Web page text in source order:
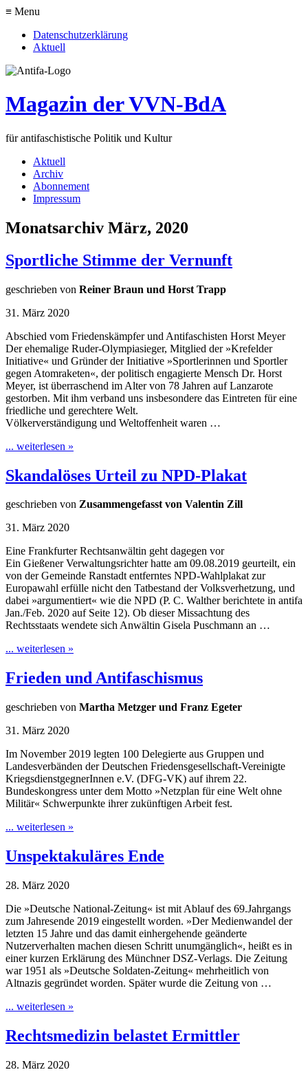
≡ Menu
Datenschutzerklärung
Aktuell
Magazin der VVN-BdA
für antifaschistische Politik und Kultur
Aktuell
Archiv
Abonnement
Impressum
Monatsarchiv März, 2020
Sportliche Stimme der Vernunft
geschrieben von Reiner Braun und Horst Trapp
31. März 2020
Abschied vom Friedenskämpfer und Antifaschisten Horst Meyer
Der ehemalige Ruder-Olympiasieger, Mitglied der »Krefelder
Initiative« und Gründer der Initiative »Sportlerinnen und Sportler
gegen Atomraketen«, der politisch engagierte Mensch Dr. Horst
Meyer, ist überraschend im Alter von 78 Jahren auf Lanzarote
gestorben. Mit ihm verband uns insbesondere das Eintreten für eine
friedliche und gerechtere Welt.
Völkerverständigung und Weltoffenheit waren …
... weiterlesen »
Skandalöses Urteil zu NPD-Plakat
geschrieben von Zusammengefasst von Valentin Zill
31. März 2020
Eine Frankfurter Rechtsanwältin geht dagegen vor
Ein Gießener Verwaltungsrichter hatte am 09.08.2019 geurteilt, ein
von der Gemeinde Ranstadt entferntes NPD-Wahlplakat zur
Europawahl erfülle nicht den Tatbestand der Volksverhetzung, und
dabei »argumentiert« wie die NPD (P. C. Walther berichtete in antifa
Jan./Feb. 2020 auf Seite 12). Ob dieser Missachtung des
Rechtsstaats wendete sich Anwältin Gisela Puschmann an …
... weiterlesen »
Frieden und Antifaschismus
geschrieben von Martha Metzger und Franz Egeter
31. März 2020
Im November 2019 legten 100 Delegierte aus Gruppen und
Landesverbänden der Deutschen Friedensgesellschaft-Vereinigte
KriegsdienstgegnerInnen e.V. (DFG-VK) auf ihrem 22.
Bundeskongress unter dem Motto »Netzplan für eine Welt ohne
Militär« Schwerpunkte ihrer zukünftigen Arbeit fest.
... weiterlesen »
Unspektakuläres Ende
28. März 2020
Die »Deutsche National-Zeitung« ist mit Ablauf des 69.Jahrgangs
zum Jahresende 2019 eingestellt worden. »Der Medienwandel der
letzten 15 Jahre und das damit einhergehende geänderte
Nutzerverhalten machen diesen Schritt unumgänglich«, heißt es in
einer kurzen Erklärung des Münchner DSZ-Verlags. Die Zeitung
war 1951 als »Deutsche Soldaten-Zeitung« mehrheitlich von
Altnazis gegründet worden. Später wurde die Zeitung von …
... weiterlesen »
Rechtsmedizin belastet Ermittler
28. März 2020